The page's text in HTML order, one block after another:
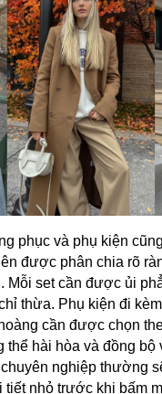
phục và phụ kiện
được phân chia rõ
Mỗi set cần được ủi
thừa. Phụ kiện đi
cần được chọn
thể hài hòa và đồng bộ
nghiệp thường
tiết nhỏ trước khi bấm